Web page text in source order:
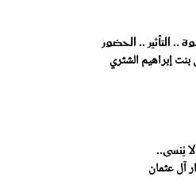
.. التأثير .. الحضور
بنت إبراهيم الشثري
لا يُنسى..
آل عثمان